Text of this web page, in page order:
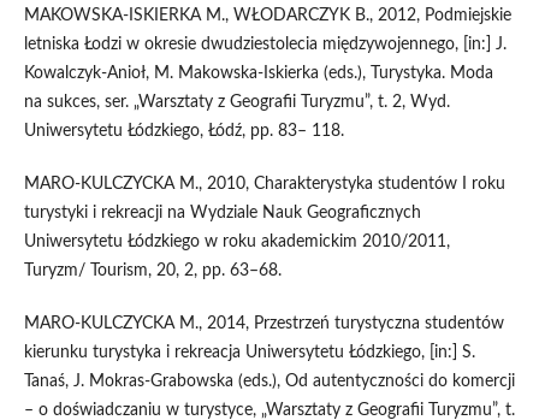
MAKOWSKA-ISKIERKA M., WŁODARCZYK B., 2012, Podmiejskie
letniska Łodzi w okresie dwudziestolecia międzywojennego, [in:] J.
Kowalczyk-Anioł, M. Makowska-Iskierka (eds.), Turystyka. Moda
na sukces, ser. „Warsztaty z Geografii Turyzmu”, t. 2, Wyd.
Uniwersytetu Łódzkiego, Łódź, pp. 83– 118.
MARO-KULCZYCKA M., 2010, Charakterystyka studentów I roku
turystyki i rekreacji na Wydziale Nauk Geograficznych
Uniwersytetu Łódzkiego w roku akademickim 2010/2011,
Turyzm/ Tourism, 20, 2, pp. 63–68.
MARO-KULCZYCKA M., 2014, Przestrzeń turystyczna studentów
kierunku turystyka i rekreacja Uniwersytetu Łódzkiego, [in:] S.
Tanaś, J. Mokras-Grabowska (eds.), Od autentyczności do komercji
– o doświadczaniu w turystyce, „Warsztaty z Geografii Turyzmu”, t.